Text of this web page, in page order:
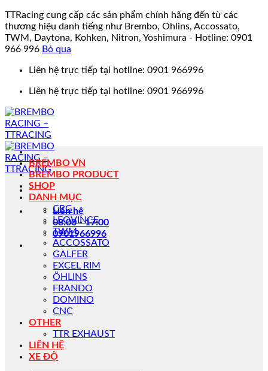
TTRacing cung cấp các sản phẩm chính hãng đến từ các
thương hiệu danh tiếng như Brembo, Ohlins, Accossato,
TWM, Daytona, Kohken, Nitron, Yoshimura - Hotline: 0901
966 996 Bỏ qua
Liên hệ trực tiếp tại hotline: 0901 966996
Liên hệ trực tiếp tại hotline: 0901 966996
Liên hệ
08:00 - 17:00
0901966996
BREMBO VN
BREMBO PRODUCT
SHOP
DANH MỤC
CRG
LEOVINCE
TWM
ACCOSSATO
GALFER
EXCEL RIM
ÖHLINS
FRANDO
DOMINO
CNC
OTHER
TTR EXHAUST
LIÊN HỆ
XE ĐỘ